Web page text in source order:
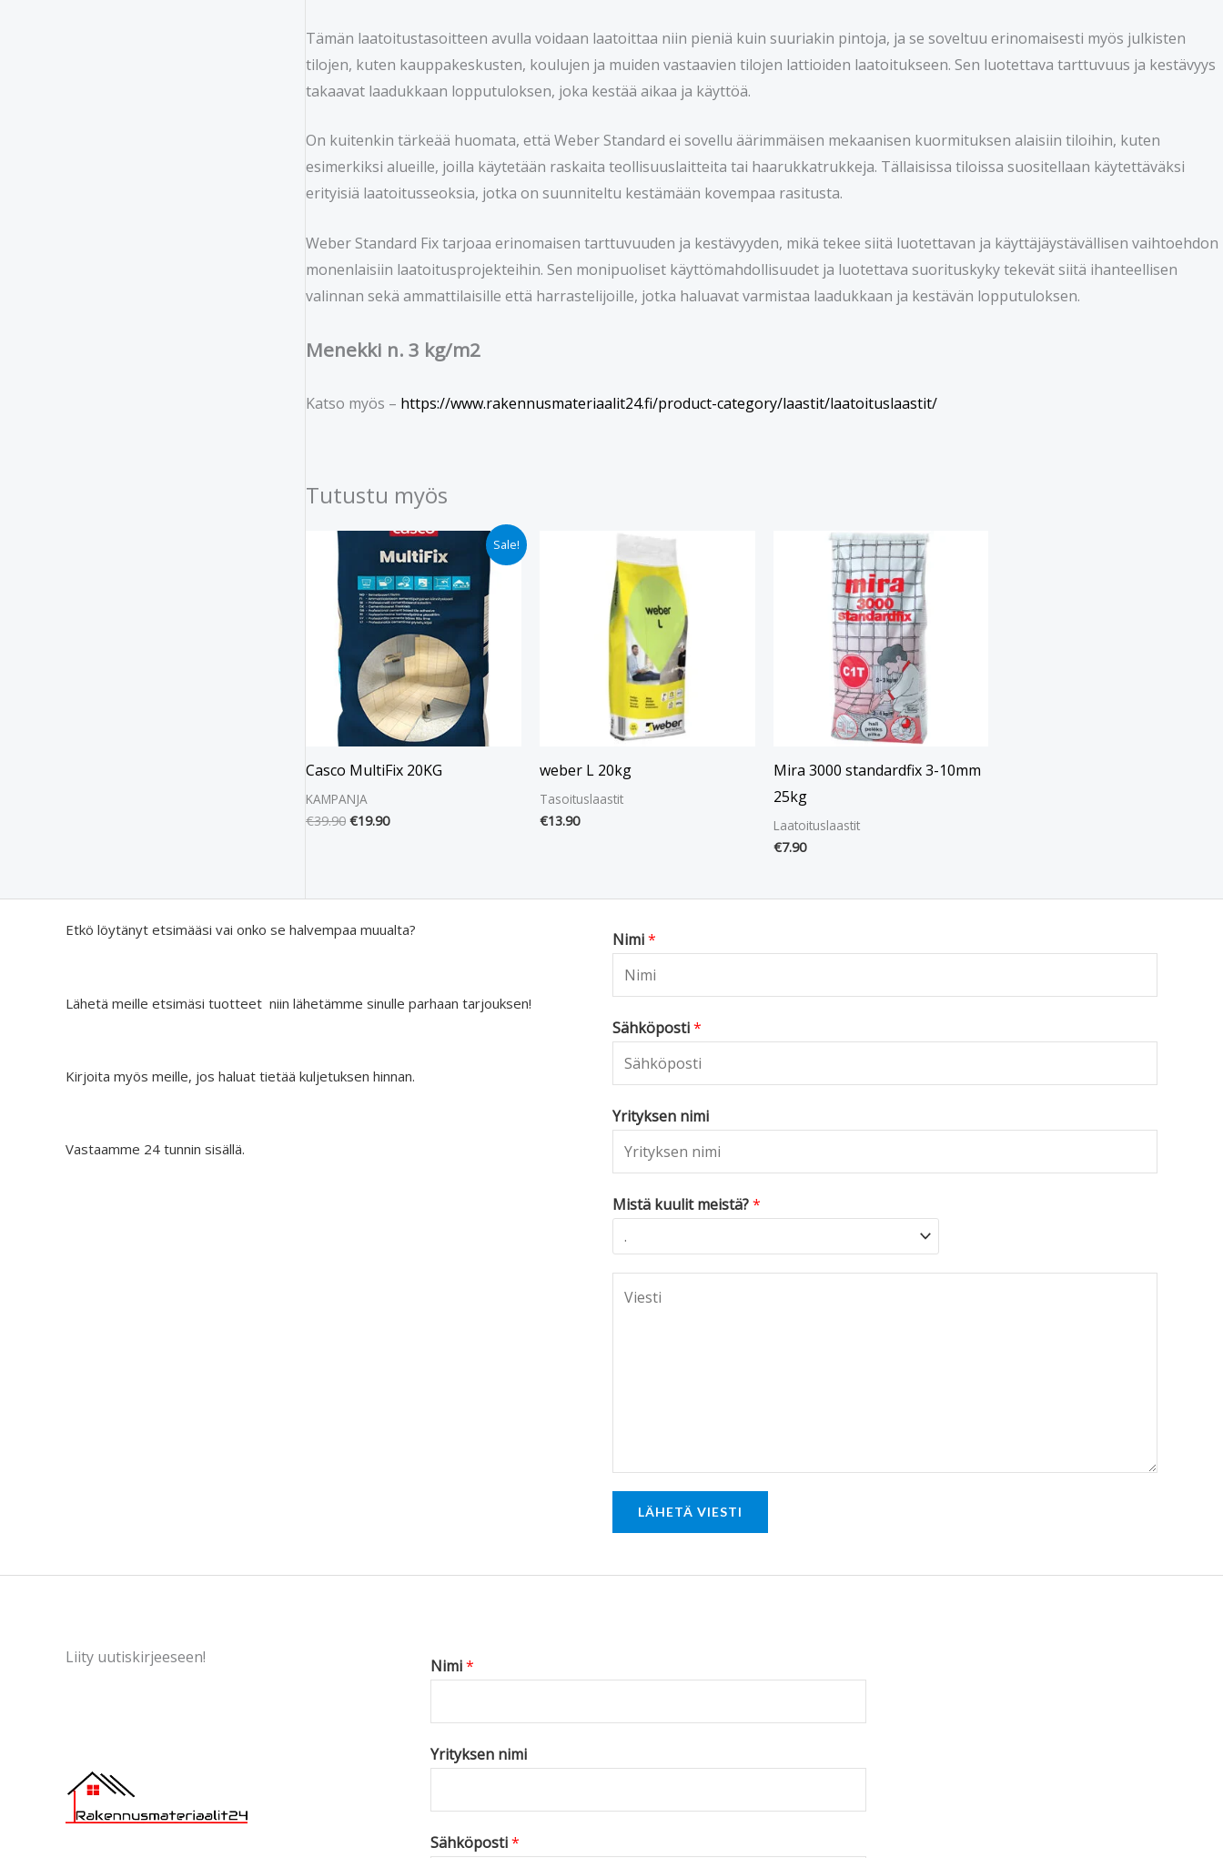
Tämän laatoitustasoitteen avulla voidaan laatoittaa niin pieniä kuin suuriakin pintoja, ja se soveltuu erinomaisesti myös julkisten
tilojen, kuten kauppakeskusten, koulujen ja muiden vastaavien tilojen lattioiden laatoitukseen. Sen luotettava tarttuvuus ja kestävyys
takaavat laadukkaan lopputuloksen, joka kestää aikaa ja käyttöä.
On kuitenkin tärkeää huomata, että Weber Standard ei sovellu äärimmäisen mekaanisen kuormituksen alaisiin tiloihin, kuten
esimerkiksi alueille, joilla käytetään raskaita teollisuuslaitteita tai haarukkatrukkeja. Tällaisissa tiloissa suositellaan käytettäväksi
erityisiä laatoitusseoksia, jotka on suunniteltu kestämään kovempaa rasitusta.
Weber Standard Fix tarjoaa erinomaisen tarttuvuuden ja kestävyyden, mikä tekee siitä luotettavan ja käyttäjäystävällisen vaihtoehdon
monenlaisiin laatoitusprojekteihin. Sen monipuoliset käyttömahdollisuudet ja luotettava suorituskyky tekevät siitä ihanteellisen
valinnan sekä ammattilaisille että harrastelijoille, jotka haluavat varmistaa laadukkaan ja kestävän lopputuloksen.
Menekki n. 3 kg/m2
Katso myös – https://www.rakennusmateriaalit24.fi/product-category/laastit/laatoituslaastit/
Tutustu myös
Sale!
Casco MultiFix 20KG
KAMPANJA
€39.90
Alkuperäinen
€39.90.
€19.90
Nykyinen
hinta
€19.90.
weber L 20kg
Tasoituslaastit
€13.90
Mira 3000 standardfix 3-10mm
25kg
Laatoituslaastit
€7.90
Etkö löytänyt etsimääsi vai onko se halvempaa muualta?
Lähetä meille etsimäsi tuotteet niin lähetämme sinulle parhaan tarjouksen!
Kirjoita myös meille, jos haluat tietää kuljetuksen hinnan.
Vastaamme 24 tunnin sisällä.
Nimi*
Sähköposti*
Yrityksen nimi
Mistä kuulit meistä?*
o
r
s
e
LÄHETÄ VIESTI
Liity uutiskirjeeseen! Nimi*
Yrityksen nimi
Sähköposti*